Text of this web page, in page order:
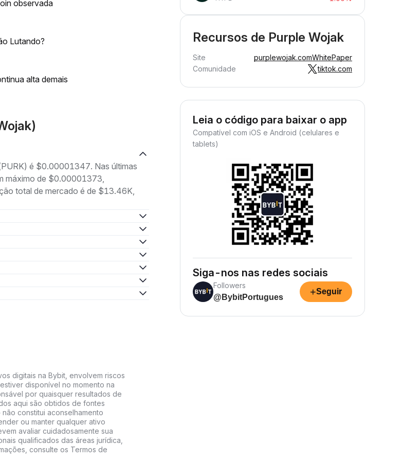
observada
Lutando?
alta demais
é $0.00001347. Nas últimas
máximo de $0.00001373,
total de mercado é de $13.46K,
digitais na Bybit, envolvem riscos
disponível no momento na
por quaisquer resultados de
aqui são obtidos de fontes
constitui aconselhamento
ou manter qualquer ativo
avaliar cuidadosamente sua
qualificados das áreas jurídica,
consulte os Termos de
Recursos de Purple Wojak
Site purplewojak.comWhitePaper
Comunidade
tiktok.com
Leia o código para baixar o app
Compatível com iOS e Android (celulares e
tablets)
Siga-nos nas redes sociais
Followers
@BybitPortugues
+Seguir